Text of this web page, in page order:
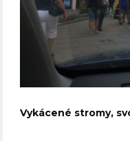
Vykácené stromy,